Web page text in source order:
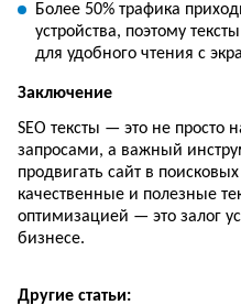
Более 50% трафика
устройства, поэтому
для удобного чтения с
Заключение
SEO тексты — это не просто
запросами, а важный
продвигать сайт в
качественные и полезные
оптимизацией — это залог
бизнесе.
Другие статьи: